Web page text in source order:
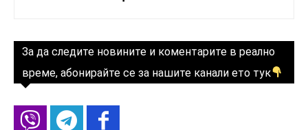
За да следите новините и коментарите в реално
време, абонирайте се за нашите канали ето тук